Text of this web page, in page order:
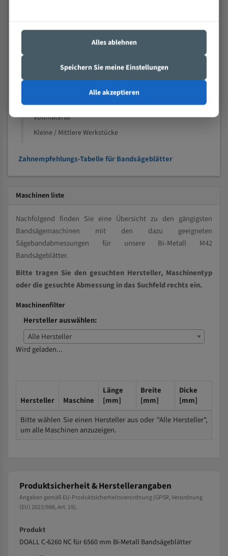
Speziell entwickelt für Profile / Rohre
Kleine und mittlere Profile / Kleine Durchmesser
Vollmaterial
Kleine / Mittlere Werkstücke
Zahnempfehlungs-Tabelle für Bandsägeblätter
Maschinen liste
Nachfolgend finden Sie eine Übersicht zu den gängigsten
Bandsägemaschinen mit den dazu geeigneten
Sägebandabmessungen für unsere Bi-Metall M42
Bandsägeblätter.
Bitte tragen Sie den gesuchten Hersteller, Maschinentyp
oder die gesuchte Abmessung in das Suchfeld rechts ein.
Maschinenfilter
Hersteller auswählen:
Alle Hersteller
Wird geladen...
Hersteller Maschine
Länge
[mm]
Breite
[mm]
Dicke
[mm]
Bitte wählen Sie einen Hersteller aus oder "Alle Hersteller",
um alle Maschinen anzuzeigen.
Produktsicherheit & Herstellerangaben
Angaben gemäß EU-Produktsicherheitsverordnung (GPSR, Verordnung
(EU) 2023/988, Art. 19).
Produkt
DOALL C-6260 NC für 6560 mm Bi-Metall Bandsägeblätter
Alles ablehnen
Speichern Sie meine Einstellungen
Alle akzeptieren